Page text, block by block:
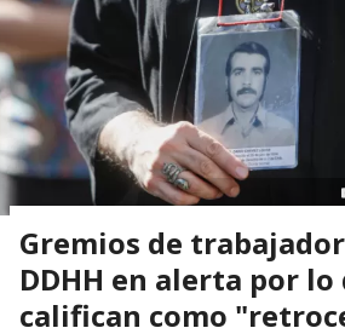
Gremios de
DDHH en alerta por lo
califican como